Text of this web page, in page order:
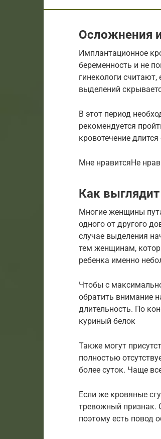
Осложнения
Имплантационное
беременность и не
гинекологи
выделений
В этот период
рекомендуется
кровотечение
Мне нравитсяНе
Как выглядит
Многие женщины
одного от другого
случае выделения
тем женщинам,
ребенка именно
Чтобы с
обратить внимание
длительность. По
куриный белок
Также могут
полностью
более суток. Чаще
Если же кровяные
тревожный признак.
поэтому есть повод